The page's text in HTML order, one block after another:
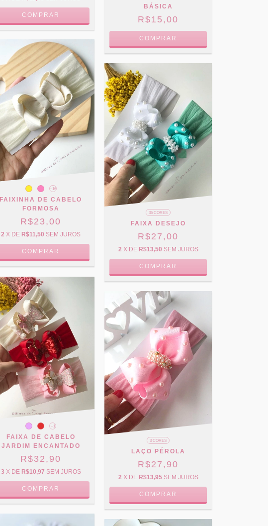
COMPRAR
BÁSICA
R$15,00
COMPRAR
+16
FAIXINHA DE CABELO
FORMOSA
R$23,00
2 X DE R$11,50 SEM JUROS
COMPRAR
35 CORES
FAIXA DESEJO
R$27,00
2 X DE R$13,50 SEM JUROS
COMPRAR
+1
FAIXA DE CABELO
JARDIM ENCANTADO
R$32,90
3 X DE R$10,97 SEM JUROS
COMPRAR
3 CORES
LAÇO PÉROLA
R$27,90
2 X DE R$13,95 SEM JUROS
COMPRAR